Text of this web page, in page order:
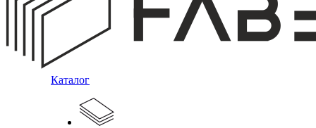
Каталог